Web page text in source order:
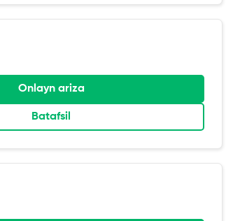
Onlayn ariza
Batafsil